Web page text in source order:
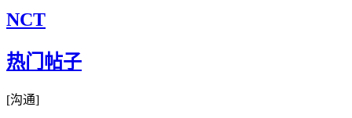
NCT
热门帖子
[沟通]